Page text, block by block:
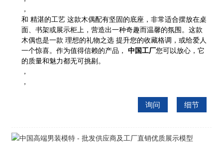
，
和 精湛的工艺这款木偶配有坚固的底座，非​​常适合摆放在桌
面、书架或展示柜上，营造出一种奇趣而温馨的氛围。这款
木偶也是一款 理想的礼物之选提升您的收藏格调，或给爱人
一个惊喜。作为值得信赖的产品， 中国工厂您可以放心，它
的质量和魅力都无可挑剔。
，
，
询问 细节